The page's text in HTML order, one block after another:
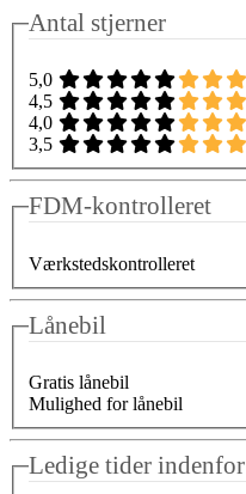
Antal stjerner
5,0
4,5
4,0
3,5
FDM-kontrolleret
Værkstedskontrolleret
Lånebil
Gratis lånebil
Mulighed for lånebil
Ledige tider indenfor